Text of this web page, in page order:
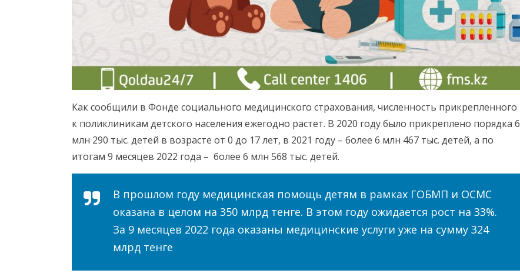
Как сообщили в Фонде социального медицинского страхования, численность прикрепленного
к поликлиникам детского населения ежегодно растет. В 2020 году было прикреплено порядка 6
млн 290 тыс. детей в возрасте от 0 до 17 лет, в 2021 году – более 6 млн 467 тыс. детей, а по
итогам 9 месяцев 2022 года – более 6 млн 568 тыс. детей.
В прошлом году медицинская помощь детям в рамках ГОБМП и ОСМС
оказана в целом на 350 млрд тенге. В этом году ожидается рост на 33%.
За 9 месяцев 2022 года оказаны медицинские услуги уже на сумму 324
млрд тенге